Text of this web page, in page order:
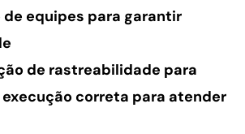
equipes para garantir
de rastreabilidade para
correta para atender